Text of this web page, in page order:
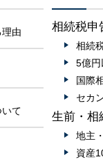
由
て
相続税申
相続
5億
国際
セカ
生前・相
地主
資産